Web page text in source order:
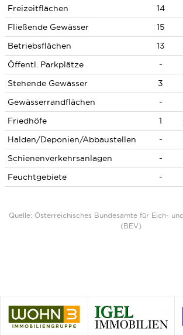
Freizeitflächen 14
Fließende Gewässer
15
Betriebsflächen
13
Öffentl. Parkplätze
-
Stehende Gewässer
3
Gewässerrandflächen
-
Friedhöfe
1
Halden/Deponien/Abbaustellen
-
Schienenverkehrsanlagen
-
Feuchtgebiete
-
Quelle: Österreichisches Bundesamte für Eich-
(BEV)